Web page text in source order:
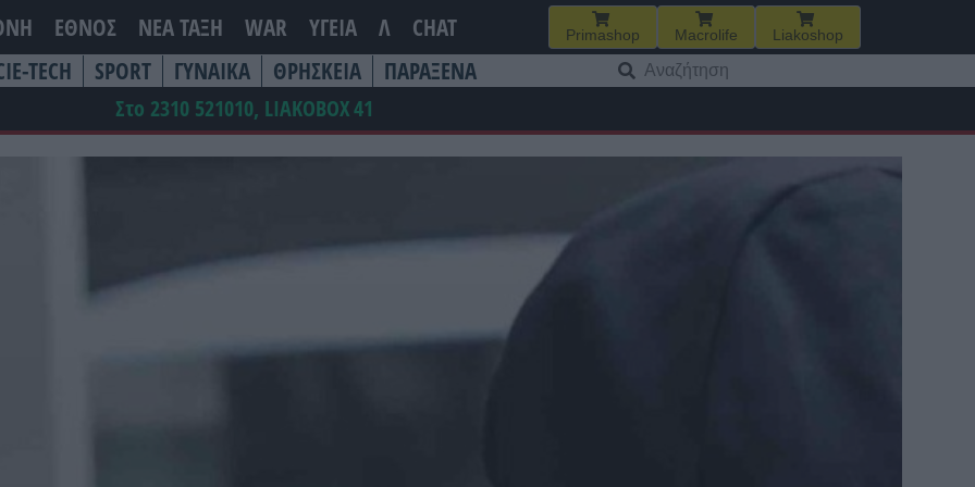
ΕΘΝΟΣ ΝΕΑ ΤΆΞΗ WAR ΥΓΕΙΑ Λ CHAT Primashop Macrolife Liakoshop
TECH SPORT ΓΥΝΑΙΚΑ ΘΡΗΣΚΕΙΑ ΠΑΡΑΞΕΝΑ
για:
Στο 2310 521010, LIAKOBOX41